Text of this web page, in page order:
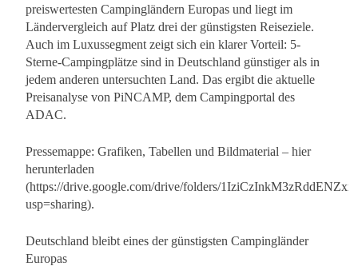
preiswertesten Campingländern Europas und liegt im
Ländervergleich auf Platz drei der günstigsten Reiseziele.
Auch im Luxussegment zeigt sich ein klarer Vorteil: 5-
Sterne-Campingplätze sind in Deutschland günstiger als in
jedem anderen untersuchten Land. Das ergibt die aktuelle
Preisanalyse von PiNCAMP, dem Campingportal des
ADAC.
Pressemappe: Grafiken, Tabellen und Bildmaterial – hier
herunterladen
(https://drive.google.com/drive/folders/
usp=sharing).
Deutschland bleibt eines der günstigsten Campingländer
Europas